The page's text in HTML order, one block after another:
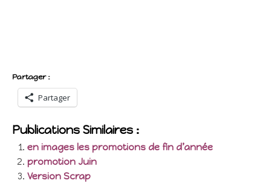
Partager :
Partager
Publications Similaires :
en images les promotions de fin d’année
promotion Juin
Version Scrap